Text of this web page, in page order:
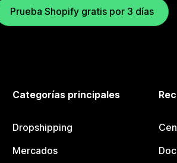
Prueba Shopify gratis por 3 días
Categorías principales
Dropshipping
Mercados